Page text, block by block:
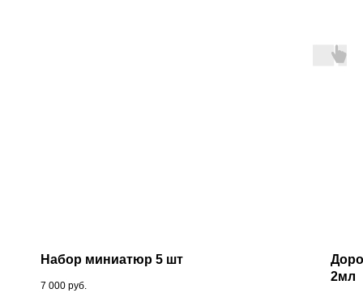
Набор миниатюр 5 шт
7 000 руб.
2мл